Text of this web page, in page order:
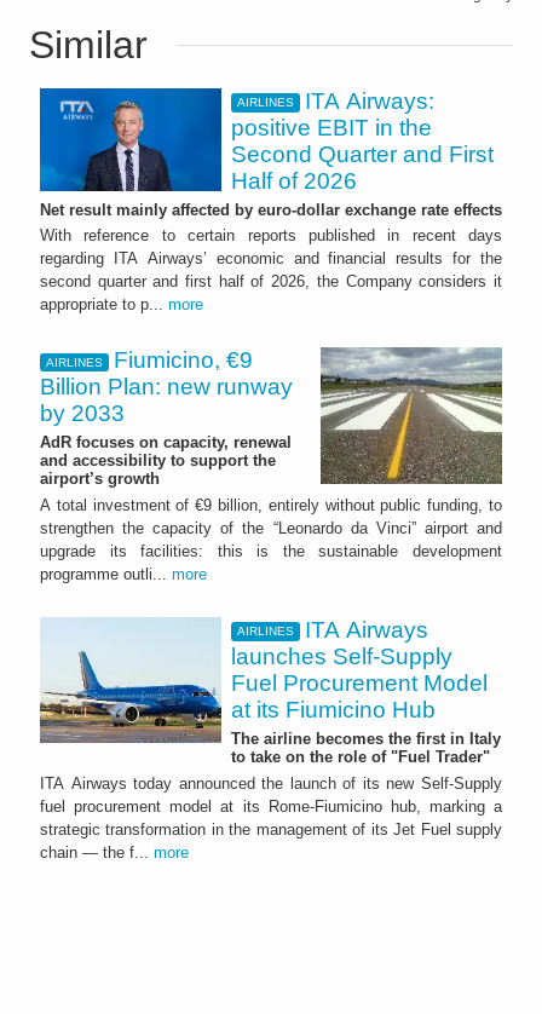
Similar
AIRLINES
ITA Airways:
positive EBIT in the
Second Quarter and First
Half of 2026
Net result mainly affected by euro-dollar exchange rate effects
With reference to certain reports published in recent days
regarding ITA Airways’ economic and financial results for the
second quarter and first half of 2026, the Company considers it
appropriate to p... more
AIRLINES
Fiumicino, €9
Billion Plan: new runway
by 2033
AdR focuses on capacity, renewal
and accessibility to support the
airport’s growth
A total investment of €9 billion, entirely without public funding, to
strengthen the capacity of the “Leonardo da Vinci” airport and
upgrade its facilities: this is the sustainable development
programme outli... more
AIRLINES
ITA Airways
launches Self-Supply
Fuel Procurement Model
at its Fiumicino Hub
The airline becomes the first in Italy
to take on the role of "Fuel Trader"
ITA Airways today announced the launch of its new Self-Supply
fuel procurement model at its Rome-Fiumicino hub, marking a
strategic transformation in the management of its Jet Fuel supply
chain — the f... more